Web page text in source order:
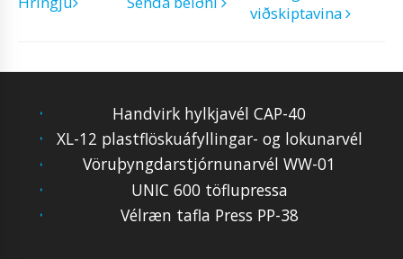
viðskiptavina
Handvirk hylkjavél CAP-40
XL-12 plastflöskuáfyllingar- og lokunarvél
Vöruþyngdarstjórnunarvél WW-01
UNIC 600 töflupressa
Vélræn tafla Press PP-38